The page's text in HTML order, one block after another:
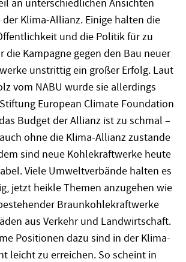
an unterschiedlichen Ansichten
Klima-Allianz. Einige halten die
und die Politik für zu
die Kampagne gegen den Bau neuer
unstrittig ein großer Erfolg. Laut
vom NABU wurde sie allerdings
European Climate Foundation
Budget der Allianz ist zu schmal –
ohne die Klima-Allianz zustande
sind neue Kohlekraftwerke heute
Viele Umweltverbände halten es
jetzt heikle Themen anzugehen wie
Braunkohlekraftwerke
aus Verkehr und Landwirtschaft.
Positionen dazu sind in der Klima-
leicht zu erreichen. So scheint in